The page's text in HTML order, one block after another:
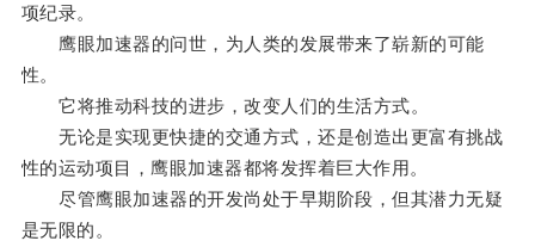
项纪录。
鹰眼加速器的问世，为人类的发展带来了崭新的可能
性。
它将推动科技的进步，改变人们的生活方式。
无论是实现更快捷的交通方式，还是创造出更富有挑战
性的运动项目，鹰眼加速器都将发挥着巨大作用。
尽管鹰眼加速器的开发尚处于早期阶段，但其潜力无疑
是无限的。